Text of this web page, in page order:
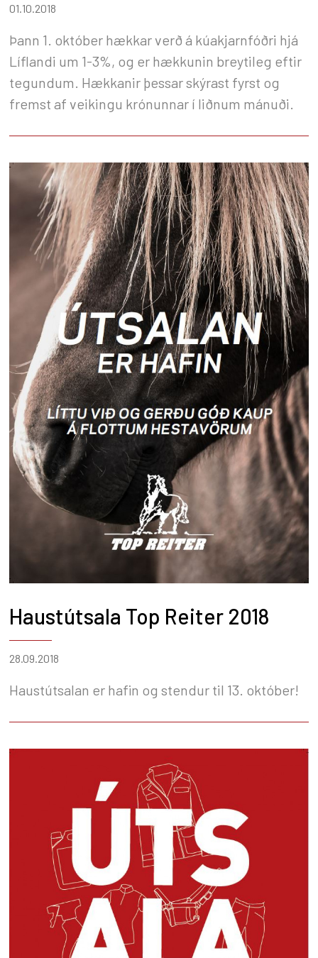
01.10.2018
Þann 1. október hækkar verð á kúakjarnfóðri hjá
Líflandi um 1-3%, og er hækkunin breytileg eftir
tegundum. Hækkanir þessar skýrast fyrst og
fremst af veikingu krónunnar í liðnum mánuði.
Haustútsala Top Reiter 2018
28.09.2018
Haustútsalan er hafin og stendur til 13. október!